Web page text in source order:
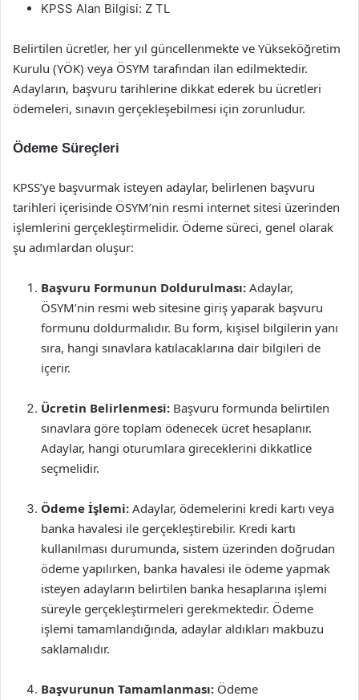
KPSS Alan Bilgisi: Z TL
Belirtilen ücretler, her yıl güncellenmekte ve Yükseköğretim
Kurulu (YÖK) veya ÖSYM tarafından ilan edilmektedir.
Adayların, başvuru tarihlerine dikkat ederek bu ücretleri
ödemeleri, sınavın gerçekleşebilmesi için zorunludur.
Ödeme Süreçleri
KPSS’ye başvurmak isteyen adaylar, belirlenen başvuru
tarihleri içerisinde ÖSYM’nin resmi internet sitesi üzerinden
işlemlerini gerçekleştirmelidir. Ödeme süreci, genel olarak
şu adımlardan oluşur:
Başvuru Formunun Doldurulması: Adaylar,
ÖSYM’nin resmi web sitesine giriş yaparak başvuru
formunu doldurmalıdır. Bu form, kişisel bilgilerin yanı
sıra, hangi sınavlara katılacaklarına dair bilgileri de
içerir.
Ücretin Belirlenmesi: Başvuru formunda belirtilen
sınavlara göre toplam ödenecek ücret hesaplanır.
Adaylar, hangi oturumlara gireceklerini dikkatlice
seçmelidir.
Ödeme İşlemi: Adaylar, ödemelerini kredi kartı veya
banka havalesi ile gerçekleştirebilir. Kredi kartı
kullanılması durumunda, sistem üzerinden doğrudan
ödeme yapılırken, banka havalesi ile ödeme yapmak
isteyen adayların belirtilen banka hesaplarına işlemi
süreyle gerçekleştirmeleri gerekmektedir. Ödeme
işlemi tamamlandığında, adaylar aldıkları makbuzu
saklamalıdır.
Başvurunun Tamamlanması: Ödeme